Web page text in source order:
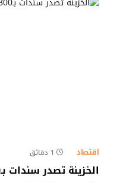
اقتصاد 1 دقائق
الخزينة تصدر سندات بـ800 مليون درهم